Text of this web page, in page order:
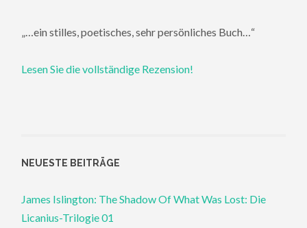
„…ein stilles, poetisches, sehr persönliches Buch…“
Lesen Sie die vollständige Rezension!
NEUESTE BEITRÄGE
James Islington: The Shadow Of What Was Lost: Die
Licanius-Trilogie 01